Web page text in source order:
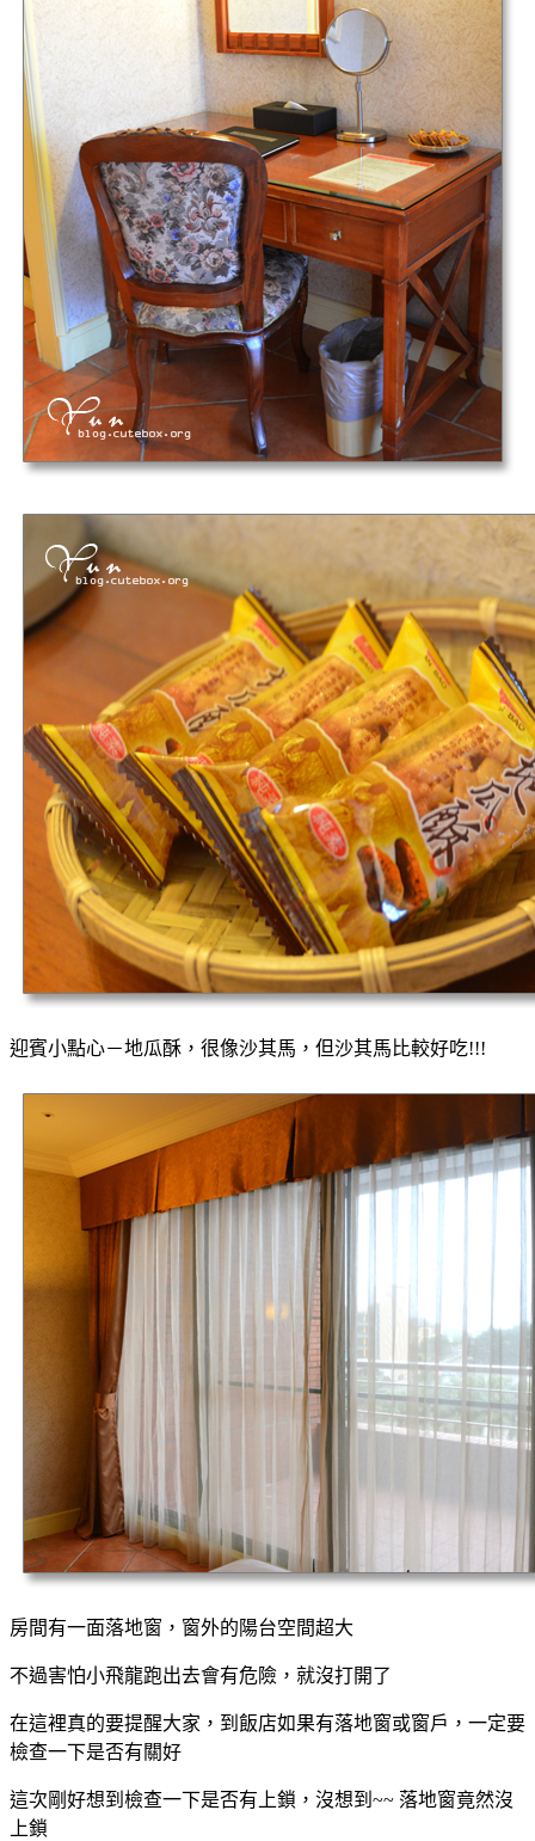
迎賓小點心－地瓜酥，很像沙其馬，但沙其馬比較好吃!!!
房間有一面落地窗，窗外的陽台空間超大
不過害怕小飛龍跑出去會有危險，就沒打開了
在這裡真的要提醒大家，到飯店如果有落地窗或窗戶，一定要
檢查一下是否有關好
這次剛好想到檢查一下是否有上鎖，沒想到~~ 落地窗竟然沒
上鎖